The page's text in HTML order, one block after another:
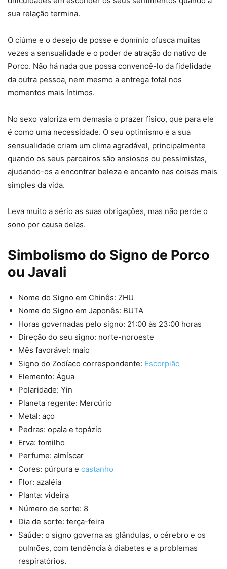
sua relação termina.
O ciúme e o desejo de posse e domínio ofusca muitas
vezes a sensualidade e o poder de atração do nativo de
Porco. Não há nada que possa convencê-lo da fidelidade
da outra pessoa, nem mesmo a entrega total nos
momentos mais íntimos.
No sexo valoriza em demasia o prazer físico, que para ele
é como uma necessidade. O seu optimismo e a sua
sensualidade criam um clima agradável, principalmente
quando os seus parceiros são ansiosos ou pessimistas,
ajudando-os a encontrar beleza e encanto nas coisas mais
simples da vida.
Leva muito a sério as suas obrigações, mas não perde o
sono por causa delas.
Simbolismo do Signo de Porco
ou Javali
Nome do Signo em Chinês: ZHU
Nome do Signo em Japonês: BUTA
Horas governadas pelo signo: 21:00 às 23:00 horas
Direção do seu signo: norte-noroeste
Mês favorável: maio
Signo do Zodíaco correspondente: Escorpião
Elemento: Água
Polaridade: Yin
Planeta regente: Mercúrio
Metal: aço
Pedras: opala e topázio
Erva: tomilho
Perfume: almíscar
Cores: púrpura e castanho
Flor: azaléia
Planta: videira
Número de sorte: 8
Dia de sorte: terça-feira
Saúde: o signo governa as glândulas, o cérebro e os
pulmões, com tendência à diabetes e a problemas
respiratórios.